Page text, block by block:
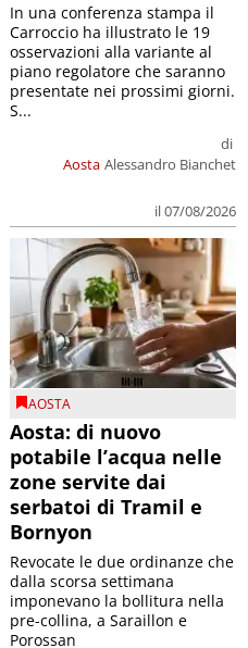
Aosta
di
Alessandro Bianchet
il 07/08/2026
In una conferenza stampa il
Carroccio ha illustrato le 19
osservazioni alla variante al
piano regolatore che saranno
presentate nei prossimi giorni.
S...
AOSTA
Aosta: di nuovo
potabile l’acqua nelle
zone servite dai
serbatoi di Tramil e
Bornyon
Revocate le due ordinanze che
dalla scorsa settimana
imponevano la bollitura nella
pre-collina, a Saraillon e
Porossan